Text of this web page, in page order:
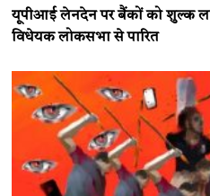
यूपीआई लेनदेन पर बैंकों को शुल्क
विधेयक लोकसभा से पारित